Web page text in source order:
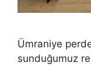
Ümraniye
sunduğumuz